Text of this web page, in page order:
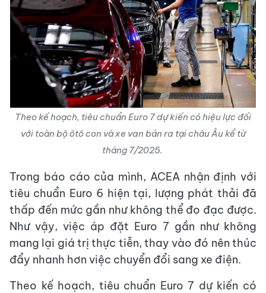
Theo kế hoạch, tiêu chuẩn Euro 7 dự kiến có hiệu lực đối
với toàn bộ ôtô con và xe van bán ra tại châu Âu kể từ
tháng 7/2025.
Trong báo cáo của mình, ACEA nhận định với
tiêu chuẩn Euro 6 hiện tại, lượng phát thải đã
thấp đến mức gần như không thể đo đạc được.
Như vậy, việc áp đặt Euro 7 gần như không
mang lại giá trị thực tiễn, thay vào đó nên thúc
đẩy nhanh hơn việc chuyển đổi sang xe điện.
Theo kế hoạch, tiêu chuẩn Euro 7 dự kiến có